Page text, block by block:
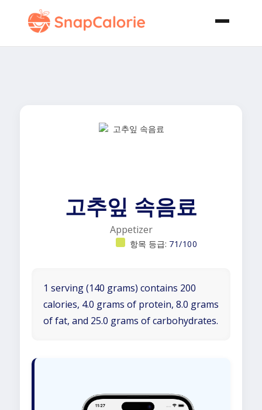
고추잎 속음료
Appetizer
항목 등급: 71/100
1 serving (140 grams) contains 200
calories, 4.0 grams of protein, 8.0 grams
of fat, and 25.0 grams of carbohydrates.